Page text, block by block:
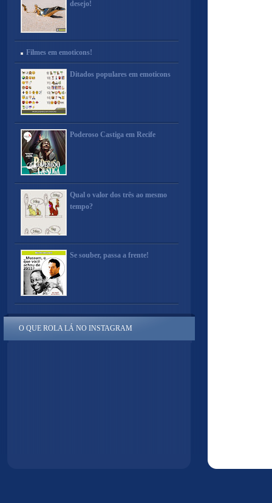
desejo!
Filmes em emoticons!
Ditados populares em emoticons
Poderoso Castiga em Recife
Qual o valor dos três ao mesmo
tempo?
Se souber, passa a frente!
O QUE ROLA LÁ NO INSTAGRAM